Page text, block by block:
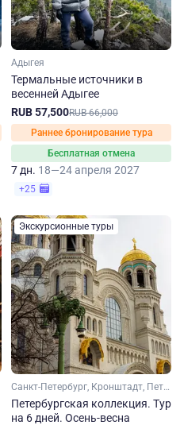
Адыгея
Термальные источники в
весенней Адыгее
RUB 57,500RUB 66,000
Раннее бронирование тура
Бесплатная отмена
7 дн. 18—24 апреля 2027
+25
Экскурсионные туры
Санкт-Петербург, Кронштадт, Петергоф
Петербургская коллекция. Тур
на 6 дней. Осень-весна